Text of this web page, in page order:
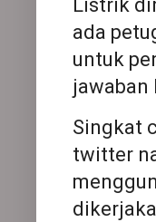
Listrik
ada
untuk
jawaban
Singkat
twitter